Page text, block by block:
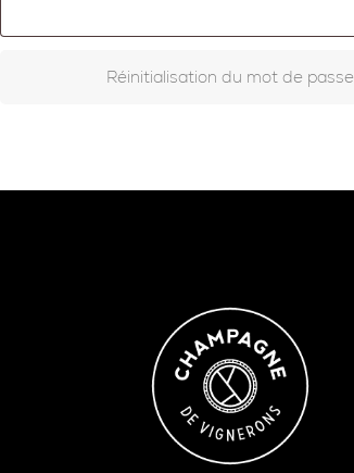
Réinitialisation du mot de passe